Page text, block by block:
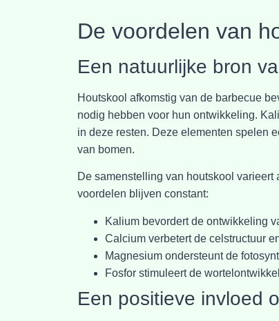
De voordelen van
Een natuurlijke bron
Houtskool afkomstig van de barbecue
nodig hebben voor hun ontwikkeling.
in deze resten. Deze elementen spelen
van bomen.
De samenstelling van houtskool
voordelen blijven constant:
Kalium bevordert de ontwikkeling
Calcium verbetert de celstructuur
Magnesium ondersteunt de
Fosfor stimuleert de
Een positieve invloed